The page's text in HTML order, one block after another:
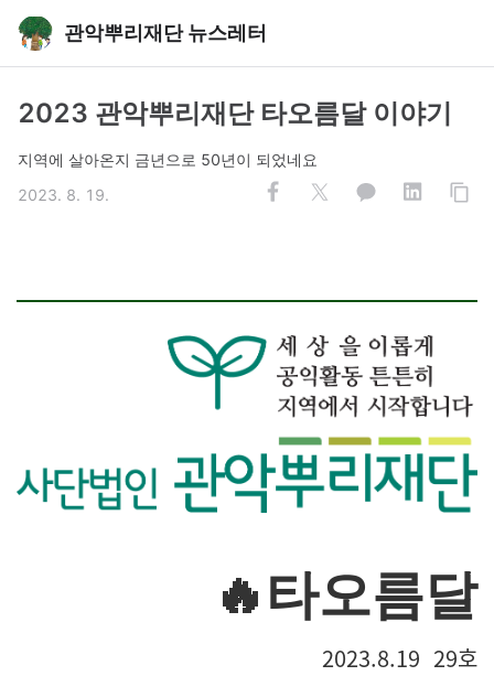
관악뿌리재단 뉴스레터
2023 관악뿌리재단 타오름달 이야기
지역에 살아온지 금년으로 50년이 되었네요
2023. 8. 19.
🔥타오름달
2023.8.19 29호